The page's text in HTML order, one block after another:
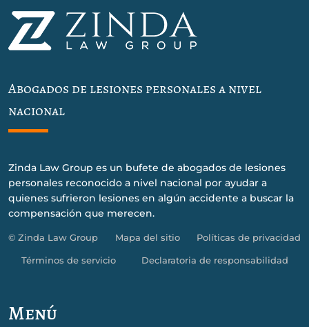
Abogados de lesiones personales a nivel
nacional
Zinda Law Group es un bufete de abogados de lesiones
personales reconocido a nivel nacional por ayudar a
quienes sufrieron lesiones en algún accidente a buscar la
compensación que merecen.
© Zinda Law Group Mapa del sitio Políticas de privacidad
Términos de servicio Declaratoria de responsabilidad
Menú